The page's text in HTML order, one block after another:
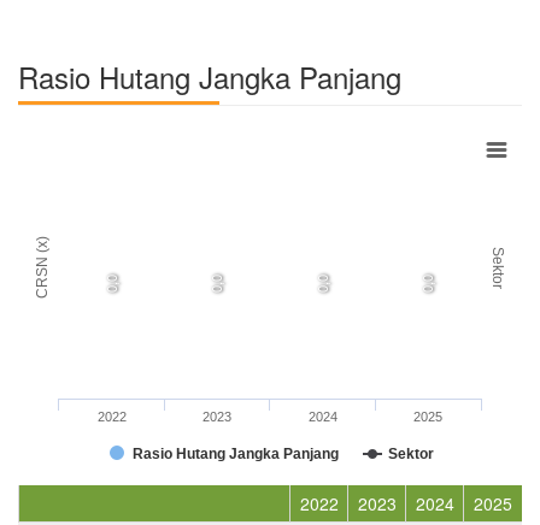
Rasio Hutang Jangka Panjang
CRSN (x) Sektor
0,0 0,0 0,0 0,0
Rasio Hutang Jangka Panjang Sektor
2022 2023 2024 2025
2022 2023 2024
2025